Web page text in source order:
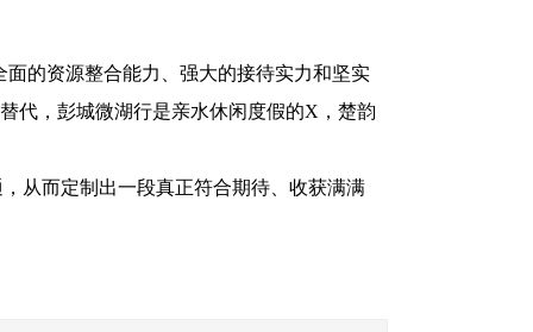
的资源整合能力、强大的接待实力和坚实
代，彭城微湖行是亲水休闲度假的X，楚韵
从而定制出一段真正符合期待、收获满满